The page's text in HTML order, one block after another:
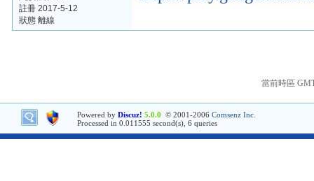
註冊 2017-5-12
狀態 離線
當前時區
Powered by Discuz! 5.0.0 © 2001-2006 Comsenz Inc.
Processed in 0.011555 second(s), 6 queries